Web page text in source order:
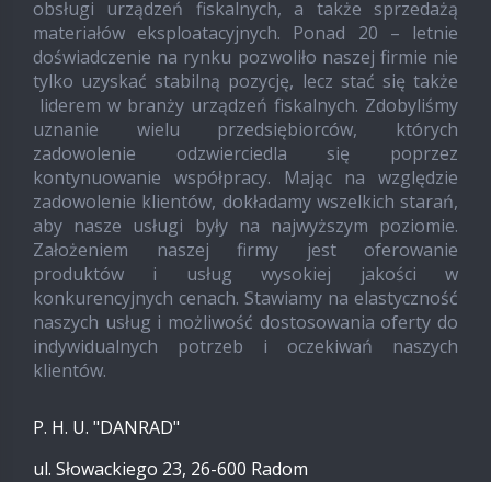
obsługi urządzeń fiskalnych, a także sprzedażą
materiałów eksploatacyjnych. Ponad 20 – letnie
doświadczenie na rynku pozwoliło naszej firmie nie
tylko uzyskać stabilną pozycję, lecz stać się także
liderem w branży urządzeń fiskalnych. Zdobyliśmy
uznanie wielu przedsiębiorców, których
zadowolenie odzwierciedla się poprzez
kontynuowanie współpracy. Mając na względzie
zadowolenie klientów, dokładamy wszelkich starań,
aby nasze usługi były na najwyższym poziomie.
Założeniem naszej firmy jest oferowanie
produktów i usług wysokiej jakości w
konkurencyjnych cenach. Stawiamy na elastyczność
naszych usług i możliwość dostosowania oferty do
indywidualnych potrzeb i oczekiwań naszych
klientów.
P. H. U. "DANRAD"
ul. Słowackiego 23, 26-600 Radom